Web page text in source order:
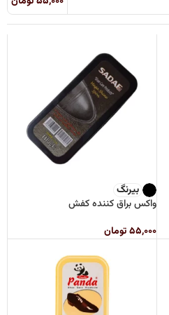
بیرنگ
واکس براق کننده کفش
۵۵,۰۰۰ تومان